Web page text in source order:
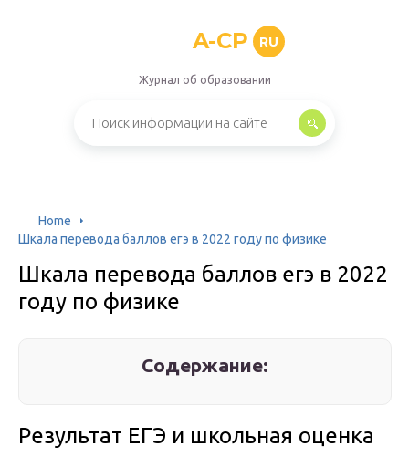
A-CP RU
Журнал об образовании
Home
Шкала перевода баллов егэ в 2022 году по физике
Шкала перевода баллов егэ в 2022
году по физике
Содержание:
Результат ЕГЭ и школьная оценка